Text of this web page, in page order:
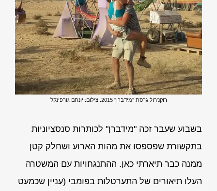
רוקנ'רול גרסת "מידברן" 2015. צילום: יונתם גורפינקל
בשבוע שעבר זכה "מידברן" לכותרות סנסציוניות
בתקשורת שפספסו את מהות הארוע ושחלק קטן
ממנה כבר תיארתי כאן. ההתנגחויות עם המשטרה
העלו תיאורים של התערטלות בפומבי (עניין שכמעט